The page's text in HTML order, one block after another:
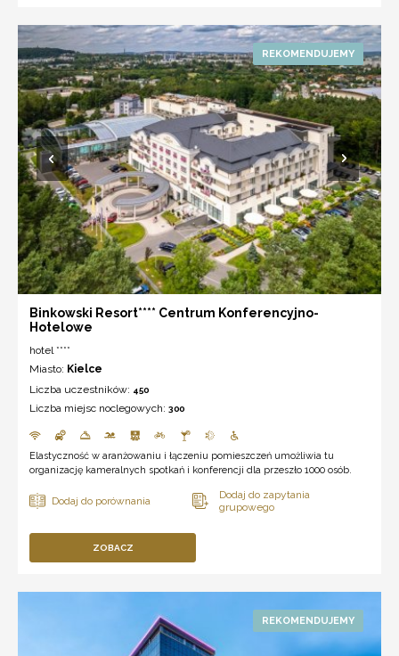
Binkowski Resort**** Centrum Konferencyjno-
Hotelowe
hotel ****
Miasto: Kielce
Liczba uczestników: 450
Liczba miejsc noclegowych: 300
Elastyczność w aranżowaniu i łączeniu pomieszczeń umożliwia tu
organizację kameralnych spotkań i konferencji dla przeszło 1000 osób.
ZOBACZ